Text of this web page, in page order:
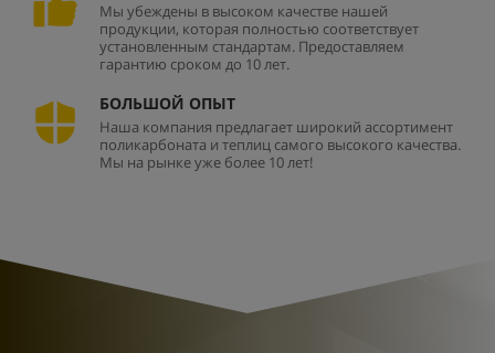
Мы убеждены в высоком качестве нашей
продукции, которая полностью соответствует
установленным стандартам. Предоставляем
гарантию сроком до 10 лет.
БОЛЬШОЙ ОПЫТ
Наша компания предлагает широкий ассортимент
поликарбоната и теплиц самого высокого качества.
Мы на рынке уже более 10 лет!